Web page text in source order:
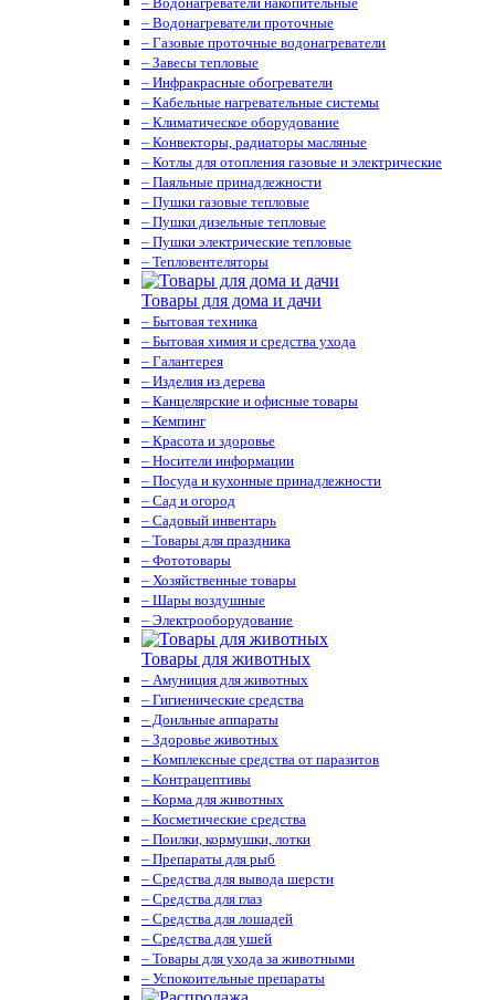
– Водонагреватели проточные
– Газовые проточные водонагреватели
– Завесы тепловые
– Инфракрасные обогреватели
– Кабельные нагревательные системы
– Климатическое оборудование
– Конвекторы, радиаторы масляные
– Котлы для отопления газовые и электрические
– Паяльные принадлежности
– Пушки газовые тепловые
– Пушки дизельные тепловые
– Пушки электрические тепловые
– Тепловентеляторы
Товары для дома и дачи
– Бытовая техника
– Бытовая химия и средства ухода
– Галантерея
– Изделия из дерева
– Канцелярские и офисные товары
– Кемпинг
– Красота и здоровье
– Носители информации
– Посуда и кухонные принадлежности
– Сад и огород
– Садовый инвентарь
– Товары для праздника
– Фототовары
– Хозяйственные товары
– Шары воздушные
– Электрооборудование
Товары для животных
– Амуниция для животных
– Гигиенические средства
– Доильные аппараты
– Здоровье животных
– Комплексные средства от паразитов
– Контрацептивы
– Корма для животных
– Косметические средства
– Поилки, кормушки, лотки
– Препараты для рыб
– Средства для вывода шерсти
– Средства для глаз
– Средства для лошадей
– Средства для ушей
– Товары для ухода за животными
– Успокоительные препараты